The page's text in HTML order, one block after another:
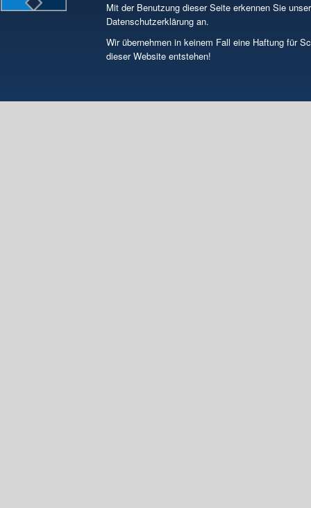
Mit der Benutzung dieser Seite erkennen Sie
Datenschutzerklärung an.
Wir übernehmen in keinem Fall eine Haftung für
dieser Website entstehen!